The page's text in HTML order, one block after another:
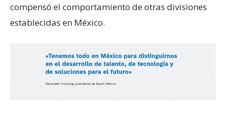
compensó el comportamiento de otras divisiones
establecidas en México.